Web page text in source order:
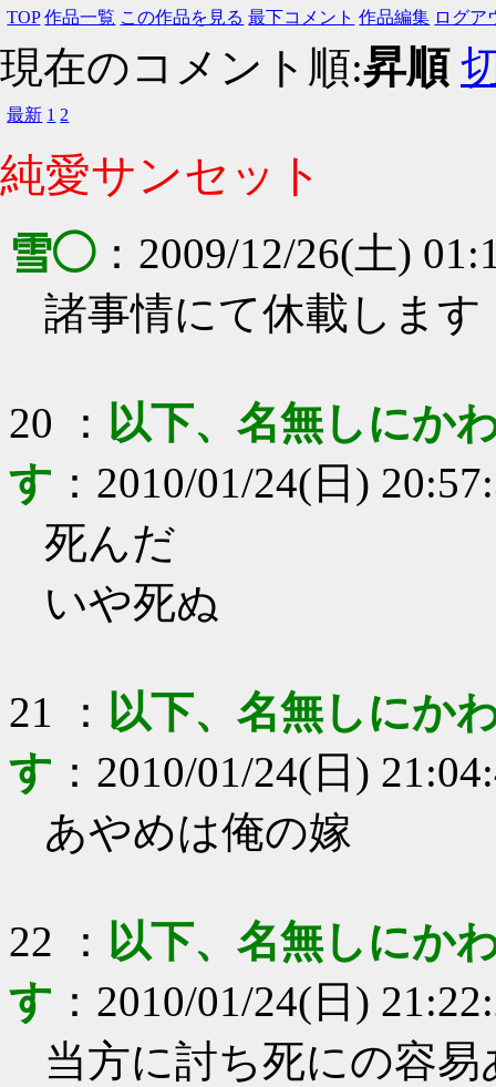
TOP 作品一覧 この作品を見る 最下コメント 作品編集 ログア
現在のコメント順:昇順
最新 1 2
純愛サンセット
雪◯： 2009/12/26(土)
諸事情にて休載します
20 ： 以下、名無しにか
す ： 2010/01/24(日)
死んだ
いや死ぬ
21 ： 以下、名無しにか
す ： 2010/01/24(日)
あやめは俺の嫁
22 ： 以下、名無しにか
す ： 2010/01/24(日)
当方に討ち死にの容易